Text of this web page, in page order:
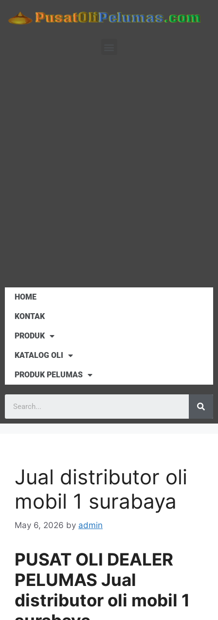
HOME
KONTAK
PRODUK
KATALOG OLI
PRODUK PELUMAS
Jual distributor oli
mobil 1 surabaya
May 6, 2026 by admin
PUSAT OLI DEALER
PELUMAS Jual
distributor oli mobil 1